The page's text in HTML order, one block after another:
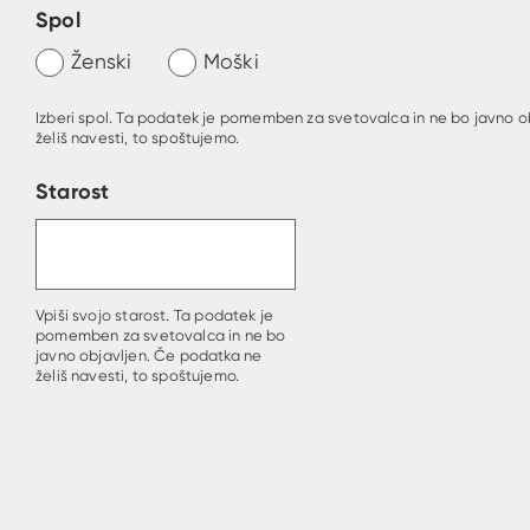
Spol
Ženski Moški
Izberi spol. Ta podatek je pomemben za svetovalca in ne bo javno
želiš navesti, to spoštujemo.
Starost
Vpiši svojo starost. Ta podatek je
pomemben za svetovalca in ne bo
javno objavljen. Če podatka ne
želiš navesti, to spoštujemo.